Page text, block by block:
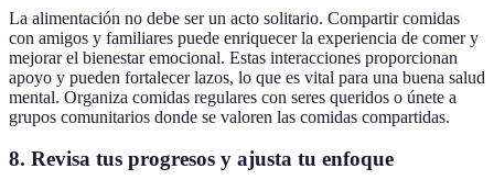
La alimentación no debe ser un acto solitario. Compartir comidas
con amigos y familiares puede enriquecer la experiencia de comer y
mejorar el bienestar emocional. Estas interacciones proporcionan
apoyo y pueden fortalecer lazos, lo que es vital para una buena salud
mental. Organiza comidas regulares con seres queridos o únete a
grupos comunitarios donde se valoren las comidas compartidas.
8. Revisa tus progresos y ajusta tu enfoque